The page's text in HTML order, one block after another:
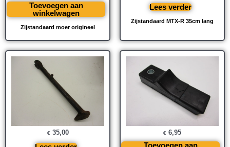
Zijstandaard moer origineel
Toevoegen aan
winkelwagen
Zijstandaard MTX-R 35cm lang
Lees verder
€ 35,00 € 6,95
Toevoegen aan